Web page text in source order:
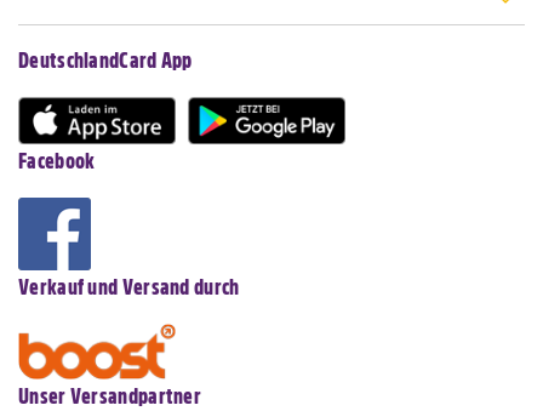
DeutschlandCard App
Facebook
Verkauf und Versand durch
Unser Versandpartner